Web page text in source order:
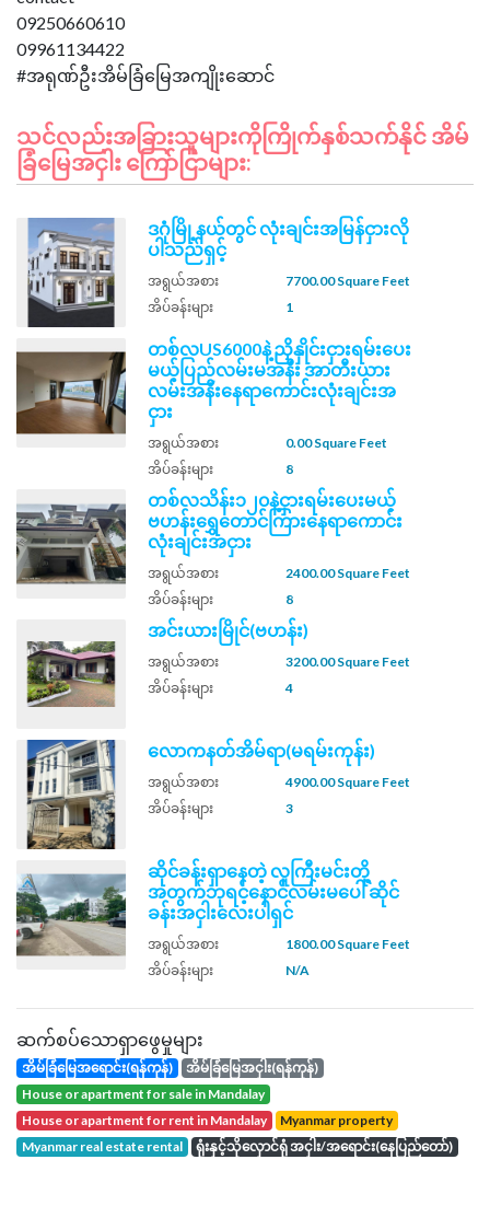
09250660610
09961134422
သင်လည်းအခြားသူများကိုကြိုက်နှစ်သက်နိုင် အိမ်
ခြံမြေအငှါး ကြော်ငြာများ:
ဒဂုံမြို့နယ်တွင် လုံးချင်းအမြန်ငှားလို
ပါသည်ရှင့်
အရွယ်အစား
7700.00 Square Feet
အိပ်ခန်းများ
1
တစ်လUS6000နဲ့ညှိနှိုင်းငှားရမ်းပေး
မယ့်ပြည်လမ်းမအနီး အာတီးယား
လမ်းအနီးနေရာကောင်းလုံးချင်းအ
ငှား
အရွယ်အစား
0.00 Square Feet
အိပ်ခန်းများ
8
တစ်လသိန်း၁၂၀နဲ့ငှားရမ်းပေးမယ့်
ဗဟန်းရွှေတောင်ကြားနေရာကောင်း
လုံးချင်းအငှား
အရွယ်အစား
2400.00 Square Feet
အိပ်ခန်းများ
8
အင်းယားမြိုင်(ဗဟန်း)
အရွယ်အစား
3200.00 Square Feet
အိပ်ခန်းများ
4
လောကနတ်အိမ်ရာ(မရမ်းကုန်း)
အရွယ်အစား
4900.00 Square Feet
အိပ်ခန်းများ
3
ဆိုင်ခန်းရှာနေတဲ့ လူကြီးမင်းတို့
အတွက်ဘုရင့်နောင်လမ်းမပေါ် ဆိုင်
ခန်းအငှါးလေးပါရှင်
အရွယ်အစား
1800.00 Square Feet
အိပ်ခန်းများ
N/A
ဆက်စပ်သောရှာဖွေမှုများ
အိမ်ခြံမြေအရောင်း(ရန်ကုန်)
အိမ်ခြံမြေအငှါး(ရန်ကုန်)
house or apartment for sale in Mandalay
house or apartment for rent in Mandalay
Myanmar property
Myanmar real estate rental
ရုံးနှင့်သိုလှောင်ရုံ အငှါး/အရောင်း(နေပြည်တော်)